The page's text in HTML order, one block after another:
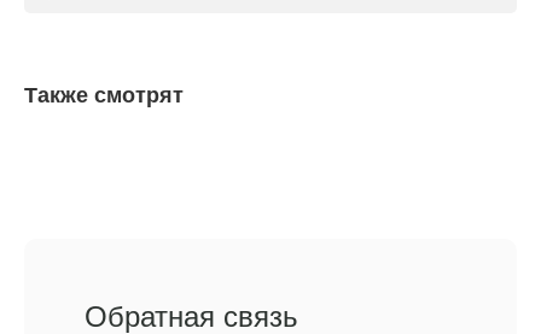
Также смотрят
Обратная связь